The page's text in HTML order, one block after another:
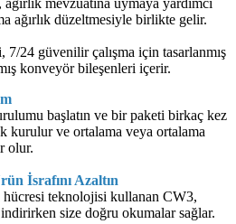
mevzuatına uymaya yardımcı
ağırlık düzeltmesiyle birlikte gelir.
24 güvenilir çalışma için tasarlanmış
konveyör bileşenleri içerir.
başlatın ve bir paketi birkaç kez
kurulur ve ortalama veya ortalama
olur.
İsrafını Azaltın
teknolojisi kullanan CW3,
indirirken size doğru okumalar sağlar.